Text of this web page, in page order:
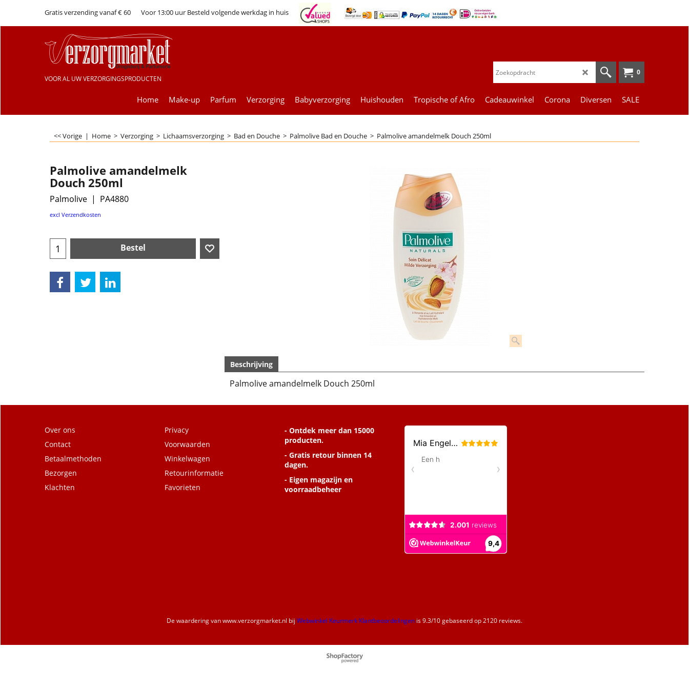
Gratis verzending vanaf € 60 Voor 13:00 uur Besteld volgende werkdag in huis
VOOR AL UW VERZORGINGSPRODUCTEN
0
Home Make-up Parfum Verzorging Babyverzorging Huishouden Tropische of Afro Cadeauwinkel Corona Diversen SALE
<< Vorige | Home > Verzorging > Lichaamsverzorging > Bad en Douche > Palmolive Bad en Douche > Palmolive amandelmelk Douch 250ml
Palmolive amandelmelk
Douch 250ml
Palmolive PA4880
€2.99
Bestel
Beschrijving
Palmolive amandelmelk Douch 250ml
Over ons
Contact
Betaalmethoden
Bezorgen
Klachten
Privacy
Voorwaarden
Winkelwagen
Retourinformatie
Favorieten
- Ontdek meer dan 15000
producten.
- Gratis retour binnen 14
dagen.
- Eigen magazijn en
voorraadbeheer
De waardering vanwww.verzorgmarket.nl bij Webwinkel Keurmerk Klantbeoordelingen is9.3/10gebaseerd op 2120 reviews.
Webwinkel gemaakt met
ShopFactory webwinkel